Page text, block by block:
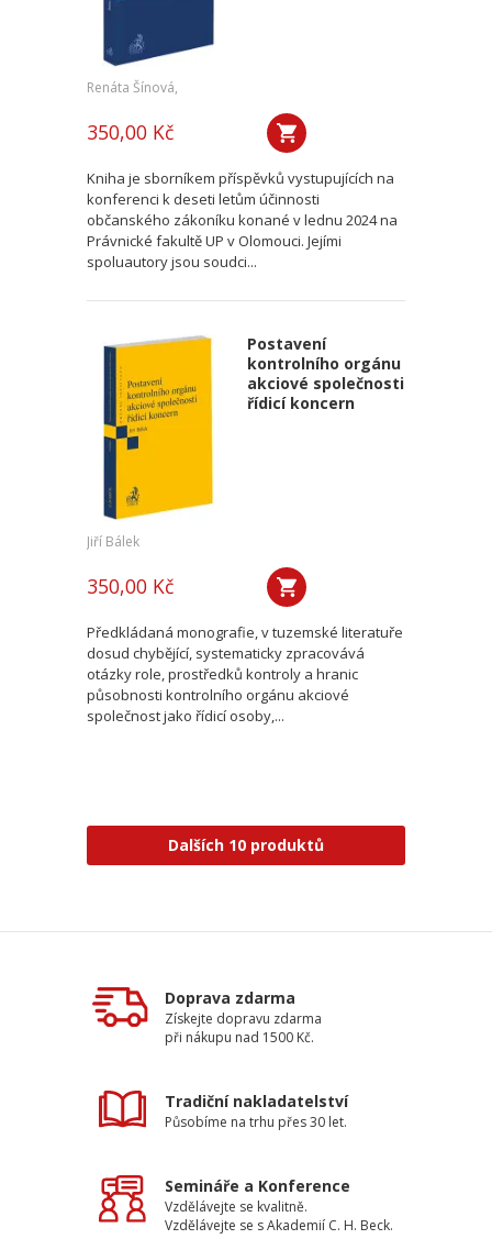
Renáta Šínová,
350,00 Kč
Kniha je sborníkem příspěvků vystupujících na
konferenci k deseti letům účinnosti
občanského zákoníku konané v lednu 2024 na
Právnické fakultě UP v Olomouci. Jejími
spoluautory jsou soudci...
Postavení
kontrolního orgánu
akciové společnosti
řídicí koncern
Jiří Bálek
350,00 Kč
Předkládaná monografie, v tuzemské literatuře
dosud chybějící, systematicky zpracovává
otázky role, prostředků kontroly a hranic
působnosti kontrolního orgánu akciové
společnost jako řídicí osoby,...
Dalších 10 produktů
Doprava zdarma
Získejte dopravu zdarma
při nákupu nad 1500 Kč.
Tradiční nakladatelství
Působíme na trhu přes 30 let.
Semináře a Konference
Vzdělávejte se kvalitně.
Vzdělávejte se s Akademií C. H. Beck.